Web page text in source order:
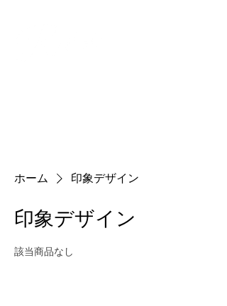
ホーム 印象デザイン
印象デザイン
該当商品なし